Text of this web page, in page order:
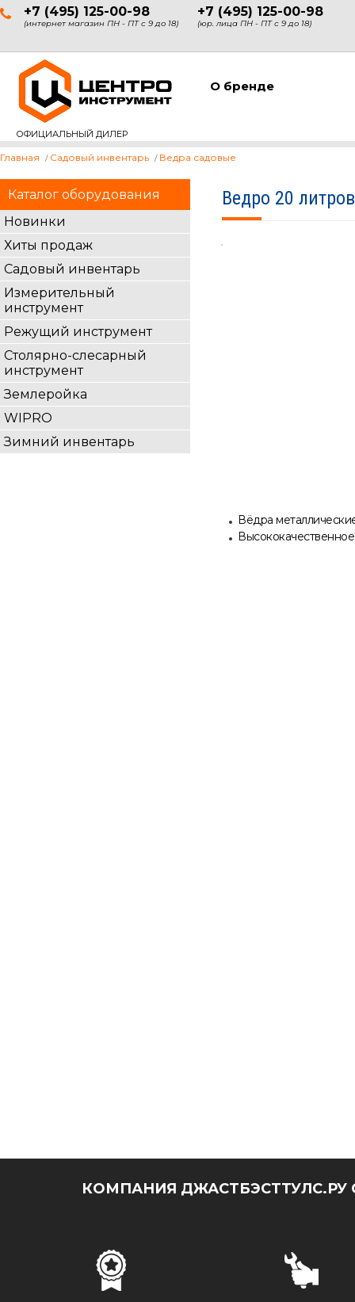
+7 (495) 125-00-98
(интернет магазин ПН - ПТ с 9 до 18)
+7 (495) 125-00-98
(юр. лица ПН - ПТ с 9 до 18)
ОФИЦИАЛЬНЫЙ ДИЛЕР
О бренде
Каталог оборудования
Новинки
Хиты продаж
Садовый инвентарь
Измерительный
инструмент
Режущий инструмент
Столярно-слесарный
инструмент
Землеройка
WIPRO
Зимний инвентарь
Главная Садовый инвентарь Ведра садовые
Ведро 20
Вёдра
КОМПАНИЯ